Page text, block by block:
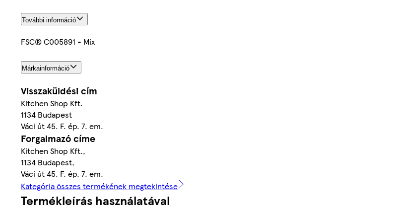
További információ
FSC® C005891 - Mix
Márkainformáció
Visszaküldési cím
Kitchen Shop Kft.
1134 Budapest
Váci út 45. F. ép. 7. em.
Forgalmazó címe
Kitchen Shop Kft.,
1134 Budapest,
Váci út 45. F. ép. 7. em.
Kategória összes termékének megtekintése
Termékleírás használatával